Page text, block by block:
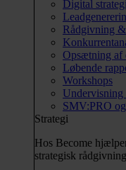
Digital strategi
Rådgivning
Opsætning af
Løbende
Workshops
SMV:PRO
Strategi
Hos Become
strategisk